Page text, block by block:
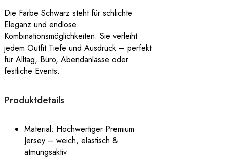
Die Farbe Schwarz steht für schlichte
Eleganz und endlose
Kombinationsmöglichkeiten. Sie verleiht
jedem Outfit Tiefe und Ausdruck – perfekt
für Alltag, Büro, Abendanlässe oder
festliche Events.
Produktdetails
Material: Hochwertiger Premium
Jersey – weich, elastisch &
atmungsaktiv